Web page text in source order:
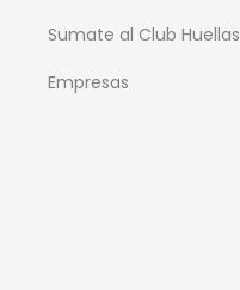
Sumate al Club Huellas
Empresas